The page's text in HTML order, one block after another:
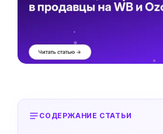
СОДЕРЖАНИЕ СТАТЬИ